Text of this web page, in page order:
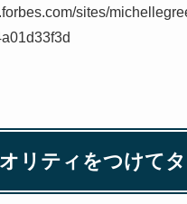
sites/
リティをつけて